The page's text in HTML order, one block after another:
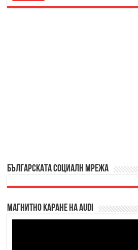
БЪЛГАРСКАТА СОЦИАЛН МРЕЖА
Магнитно каране на Audi